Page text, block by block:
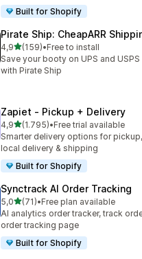
Built for Shopify
Pirate Ship: CheapARR
4,95 yıldız üzerinden
(159)
toplam 159 değerlendirme
•Free to install
Save your booty on UPS and USPS
with Pirate Ship
Zapiet ‑ Pickup + Delivery
4,95 yıldız üzerinden
(1.795)
toplam 1795 değerlendirme
•Free trial available
Smarter delivery options for pickup,
local delivery & shipping
Built for Shopify
Synctrack AI Order Tracking
5,05 yıldız üzerinden
(71)
toplam 71 değerlendirme
•Free plan available
AI analytics order tracker, track
order tracking page
Built for Shopify